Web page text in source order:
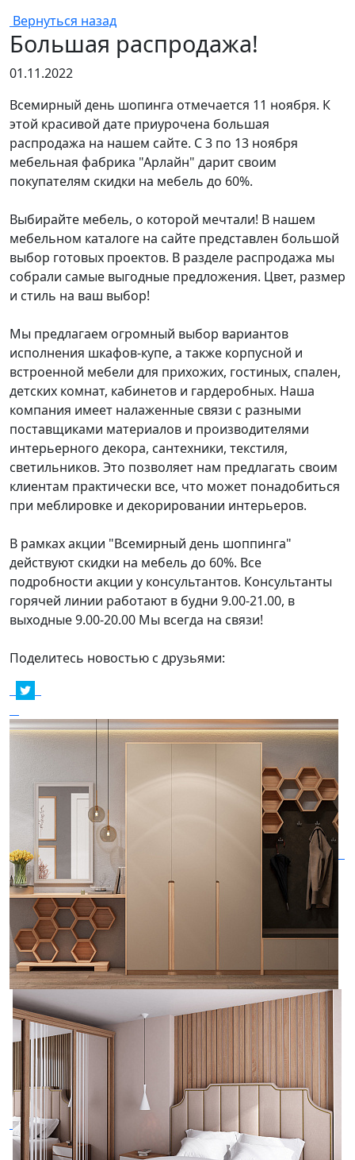
Вернуться назад
Большая распродажа!
01.11.2022
Всемирный день шопинга отмечается 11 ноября. К
этой красивой дате приурочена большая
распродажа на нашем сайте. С 3 по 13 ноября
мебельная фабрика "Арлайн" дарит своим
покупателям скидки на мебель до 60%.
Выбирайте мебель, о которой мечтали! В нашем
мебельном каталоге на сайте представлен большой
выбор готовых проектов. В разделе распродажа мы
собрали самые выгодные предложения. Цвет, размер
и стиль на ваш выбор!
Мы предлагаем огромный выбор вариантов
исполнения шкафов-купе, а также корпусной и
встроенной мебели для прихожих, гостиных, спален,
детских комнат, кабинетов и гардеробных. Наша
компания имеет налаженные связи с разными
поставщиками материалов и производителями
интерьерного декора, сантехники, текстиля,
светильников. Это позволяет нам предлагать своим
клиентам практически все, что может понадобиться
при меблировке и декорировании интерьеров.
В рамках акции "Всемирный день шоппинга"
действуют скидки на мебель до 60%. Все
подробности акции у консультантов. Консультанты
горячей линии работают в будни 9.00-21.00, в
выходные 9.00-20.00 Мы всегда на связи!
Поделитесь новостью с друзьями: